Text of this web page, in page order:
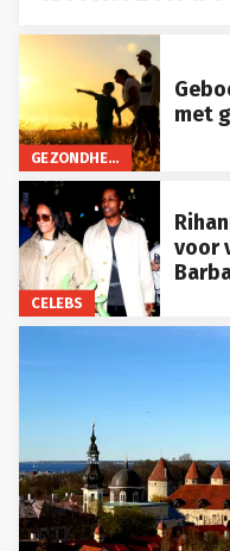
GEZONDHEID
met
CELEBS
voor